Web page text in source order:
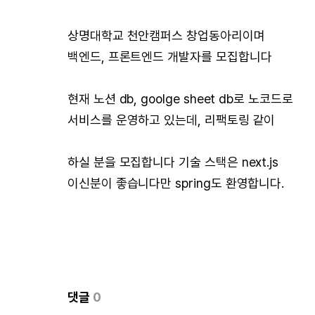
상명대학교 천안캠퍼스 창업동아리이며
백엔드, 프론트엔드 개발자를 모집합니다
현재 노션 db, goolge sheet db로 노코드로
서비스를 운영하고 있는데, 리팩토링 같이
하실 분을 모집합니다 기술 스택은 next.js
이신분이 좋습니다만 spring도 환영합니다.
댓글 0